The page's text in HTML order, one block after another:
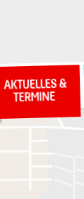
AKTUELLES &
TERMINE